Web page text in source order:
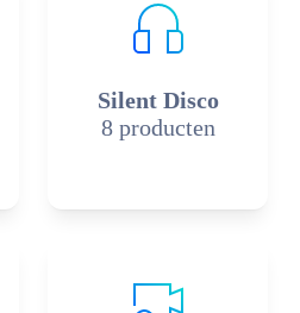
Silent Disco
8 producten